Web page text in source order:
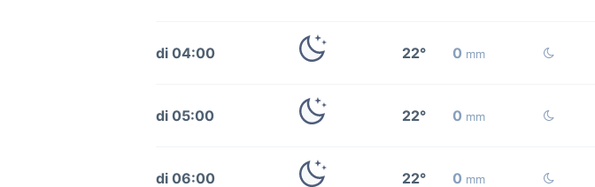
di 04:00 22° 0 mm
di 05:00 22° 0 mm
di 06:00 22° 0 mm